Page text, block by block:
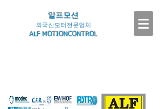
알프모션
외국산모터전문업체
ALF MOTIONCONTROL